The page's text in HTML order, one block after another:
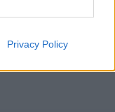
Privacy Policy